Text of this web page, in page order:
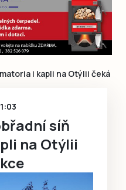
Obnovit heslo
se
Facebook
Inspirace
Čtenáři píší
Speciální přílohy
i kapli na Otýlii čeká
síň
na Otýlii